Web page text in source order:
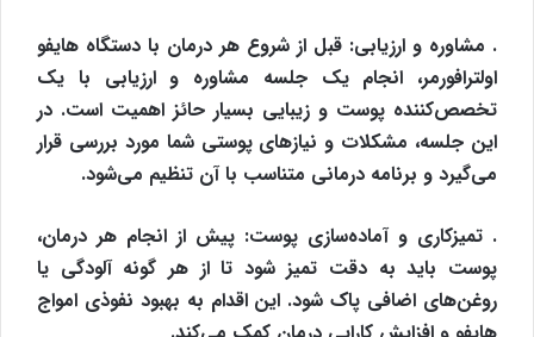
. مشاوره و ارزیابی: قبل از شروع هر درمان با دستگاه هایفو
اولترافورمر، انجام یک جلسه مشاوره و ارزیابی با یک
تخصص‌کننده پوست و زیبایی بسیار حائز اهمیت است. در
این جلسه، مشکلات و نیازهای پوستی شما مورد بررسی قرار
می‌گیرد و برنامه درمانی متناسب با آن تنظیم می‌شود.
. تمیزکاری و آماده‌سازی پوست: پیش از انجام هر درمان،
پوست باید به دقت تمیز شود تا از هر گونه آلودگی یا
روغن‌های اضافی پاک شود. این اقدام به بهبود نفوذی امواج